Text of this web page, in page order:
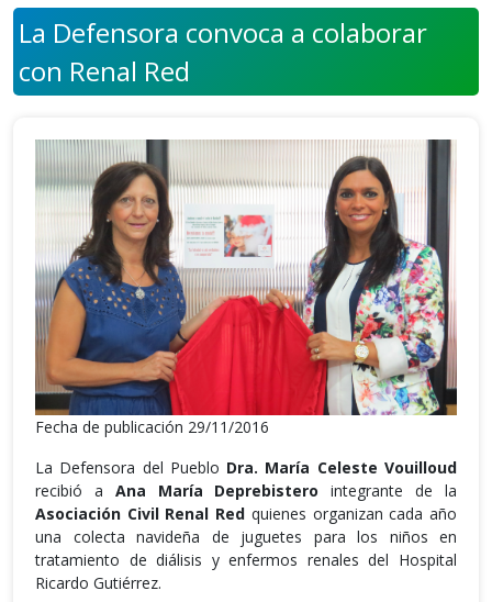
La Defensora convoca a colaborar
con Renal Red
Fecha de publicación 29/11/2016
La Defensora del Pueblo Dra. María Celeste Vouilloud
recibió a Ana María Deprebistero integrante de la
Asociación Civil Renal Red quienes organizan cada año
una colecta navideña de juguetes para los niños en
tratamiento de diálisis y enfermos renales del Hospital
Ricardo Gutiérrez.